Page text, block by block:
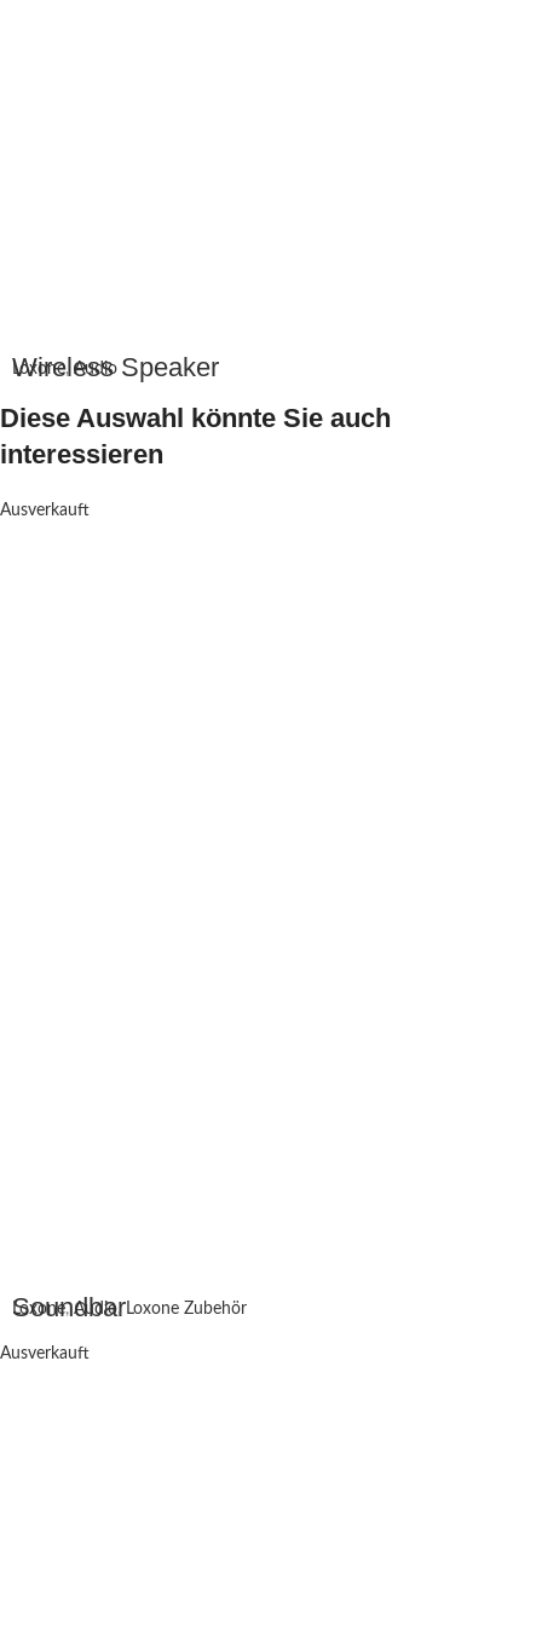
Wireless Speaker
Loxone, Audio
Diese Auswahl könnte Sie auch
interessieren
Ausverkauft
Soundbar
Loxone,Audio,Loxone Zubehör
Ausverkauft